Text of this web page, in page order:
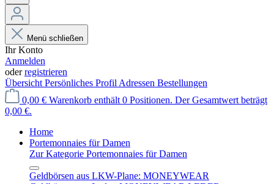
Menü schließen
Ihr Konto
Anmelden
oderregistrieren
Übersicht Persönliches Profil Adressen Bestellungen
0,00 € Warenkorb enthält 0 Positionen. Der Gesamtwert beträgt
0,00 €.
Home
Portemonnaies für Damen
Zur Kategorie Portemonnaies für Damen
Geldbörsen aus LKW-Plane: MONEYWEAR